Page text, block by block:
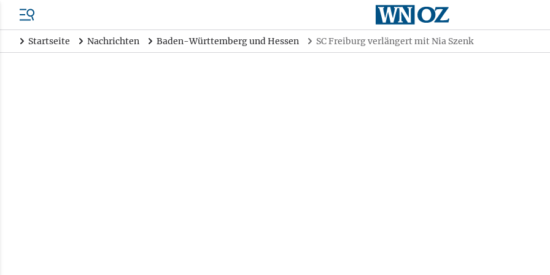
Startseite Nachrichten Baden-Württemberg und Hessen SC Freiburg verlängert mit Nia Szenk